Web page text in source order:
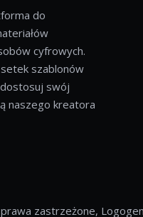
do
cyfrowych.
szablonów
swój
naszego kreatora
zastrzeżone,